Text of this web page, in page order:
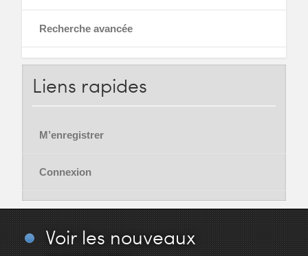
Recherche avancée
Liens rapides
M’enregistrer
Connexion
Voir les nouveaux